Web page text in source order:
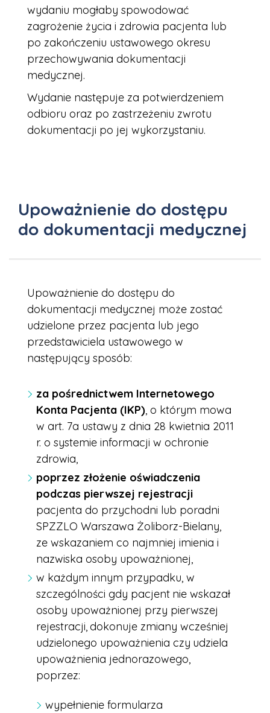
wydaniu mogłaby spowodować
zagrożenie życia i zdrowia pacjenta lub
po zakończeniu ustawowego okresu
przechowywania dokumentacji
medycznej.
Wydanie następuje za potwierdzeniem
odbioru oraz po zastrzeżeniu zwrotu
dokumentacji po jej wykorzystaniu.
Upoważnienie do dostępu
do dokumentacji medycznej
Upoważnienie do dostępu do
dokumentacji medycznej może zostać
udzielone przez pacjenta lub jego
przedstawiciela ustawowego w
następujący sposób:
za pośrednictwem Internetowego
Konta Pacjenta (IKP), o którym mowa
w art. 7a ustawy z dnia 28 kwietnia 2011
r. o systemie informacji w ochronie
zdrowia,
poprzez złożenie oświadczenia
podczas pierwszej rejestracji
pacjenta do przychodni lub poradni
SPZZLO Warszawa Żoliborz-Bielany,
ze wskazaniem co najmniej imienia i
nazwiska osoby upoważnionej,
w każdym innym przypadku, w
szczególności gdy pacjent nie wskazał
osoby upoważnionej przy pierwszej
rejestracji, dokonuje zmiany wcześniej
udzielonego upoważnienia czy udziela
upoważnienia jednorazowego,
poprzez:
wypełnienie formularza